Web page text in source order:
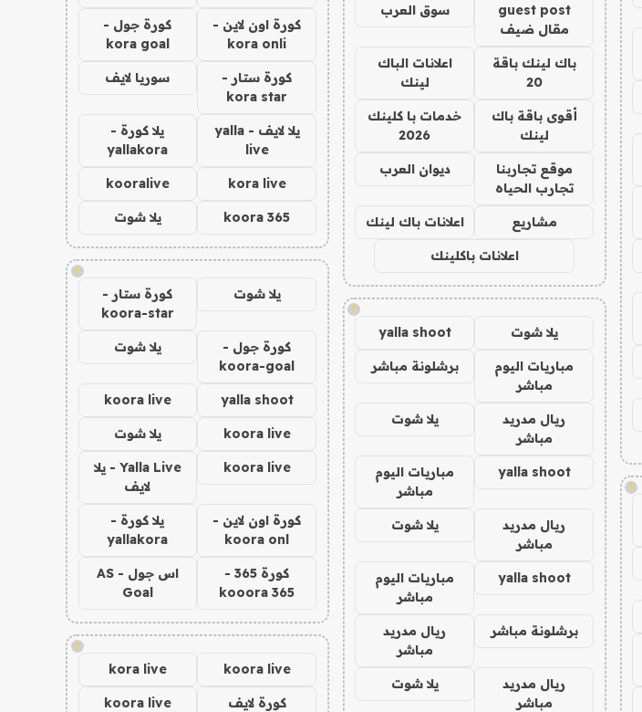
!
guest post
مقال ضيف
سوق العرب
باك لينك باقة
20
اعلانات الباك
لينك
أقوى باقة باك
لينك
خدمات با كلينك
2026
موقع تجاربنا
تجارب الحياه
ديوان العرب
مشاريع اعلانات باك لينك
اعلانات باكلينك
!
يلا شوت yalla shoot
مباريات اليوم
مباشر
برشلونة مباشر
ريال مدريد
مباشر
يلا شوت
yalla shoot
مباريات اليوم
مباشر
ريال مدريد
مباشر
يلا شوت
yalla shoot
مباريات اليوم
مباشر
برشلونة مباشر
ريال مدريد
مباشر
ريال مدريد
مباشر
يلا شوت
كورة اون لاين -
kora onli
كورة جول -
kora goal
كورة ستار -
kora star
سوريا لايف
يلا لايف - yalla
live
يلا كورة -
yallakora
kora live
kooralive
koora 365 يلا شوت
!
يلا شوت
كورة ستار -
koora-star
كورة جول -
koora-goal
يلا شوت
yalla shoot
koora live
koora live يلا شوت
koora live
Yalla Live - يلا
لايف
كورة اون لاين -
koora onl
يلا كورة -
yallakora
كورة 365 -
kooora 365
اس جول - AS
Goal
!
koora live
kora live
كورة لايف koora live